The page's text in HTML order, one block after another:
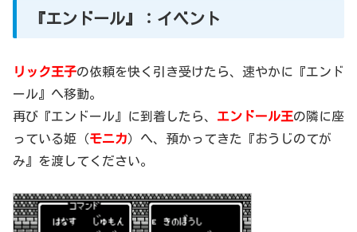
『エンドール』：イベント
リック王子の依頼を快く引き受けたら、速やかに『エンド
ール』へ移動。
再び『エンドール』に到着したら、 エンドール王の隣に座
っている姫（モニカ）へ、預かってきた『おうじのてが
み』を渡してください。